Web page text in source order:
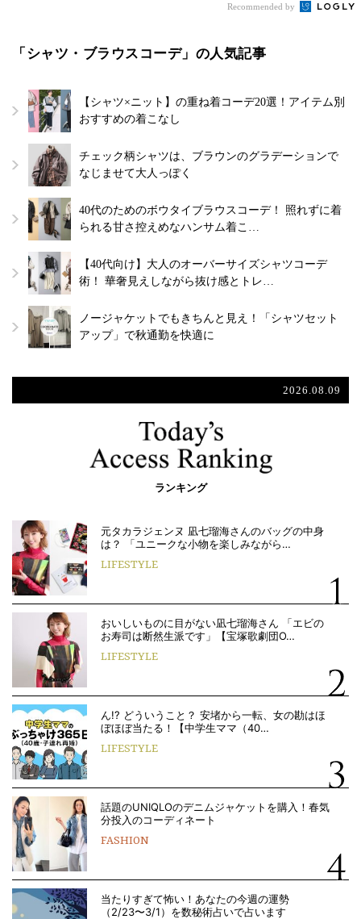
Recommended by
「シャツ・ブラウスコーデ」の人気記事
【シャツ×ニット】の重ね着コーデ20選！アイテム別
おすすめの着こなし
チェック柄シャツは、ブラウンのグラデーションで
なじませて大人っぽく
40代のためのボウタイブラウスコーデ！ 照れずに着
られる甘さ控えめなハンサム着こ…
【40代向け】大人のオーバーサイズシャツコーデ
術！ 華奢見えしながら抜け感とトレ…
ノージャケットでもきちんと見え！「シャツセット
アップ」で秋通勤を快適に
2026.08.09
ランキング
元タカラジェンヌ 凪七瑠海さんのバッグの中身
は？ 「ユニークな小物を楽しみながら…
LIFESTYLE
おいしいものに目がない凪七瑠海さん 「エビの
お寿司は断然生派です」【宝塚歌劇団O…
LIFESTYLE
ん!? どういうこと？ 安堵から一転、女の勘はほ
ぼほぼ当たる！【中学生ママ（40…
LIFESTYLE
話題のUNIQLOのデニムジャケットを購入！春気
分投入のコーディネート
FASHION
当たりすぎて怖い！あなたの今週の運勢
（2/23〜3/1）を数秘術占いで占います